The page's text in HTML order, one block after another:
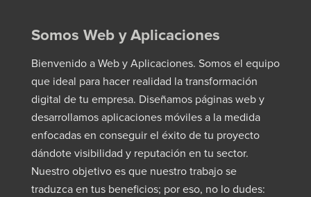
Somos Web y Aplicaciones
Bienvenido a Web y Aplicaciones. Somos el equipo
que ideal para hacer realidad la transformación
digital de tu empresa. Diseñamos páginas web y
desarrollamos aplicaciones móviles a la medida
enfocadas en conseguir el éxito de tu proyecto
dándote visibilidad y reputación en tu sector.
Nuestro objetivo es que nuestro trabajo se
traduzca en tus beneficios; por eso, no lo dudes: